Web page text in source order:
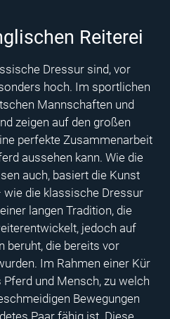
Reiterei
Dressur sind, vor
hoch. Im sportlichen
Mannschaften und
zeigen auf den großen
perfekte Zusammenarbeit
aussehen kann. Wie die
auch, basiert die Kunst
wie die klassische Dressur
langen Tradition, die
jedoch auf
beruht, die bereits vor
Im Rahmen einer Kür
und Mensch, zu welch
Bewegungen
Paar fähig ist. Diese